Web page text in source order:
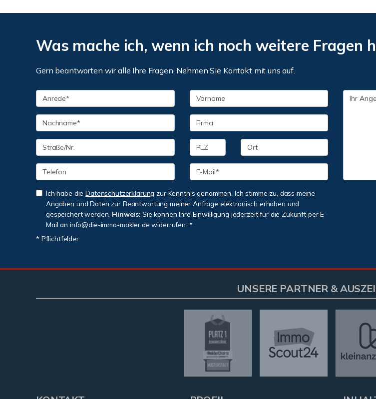
Was mache ich, wenn ich noch weitere Fragen
Gern beantworten wir alle Ihre Fragen. Nehmen Sie Kontakt mit uns auf.
Ich habe dieDatenschutzerklärung zur Kenntnis genommen. Ich stimme zu, dass meine
Angaben und Daten zur Beantwortung meiner Anfrage elektronisch erhoben und
gespeichert werden. Hinweis: Sie können Ihre Einwilligung jederzeit für die Zukunft per E-
Mail an info@die-immo-makler.de widerrufen. *
* Pflichtfelder
UNSERE PARTNER &